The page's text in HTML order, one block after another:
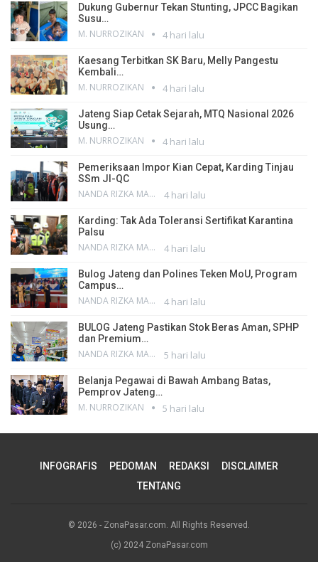
Dukung Gubernur Tekan Stunting, JPCC Bagikan
Susu…
M. NURROZIKAN 4 hari lalu
Kaesang Terbitkan SK Baru, Melly Pangestu
Kembali…
M. NURROZIKAN 4 hari lalu
Jateng Siap Cetak Sejarah, MTQ Nasional 2026
Usung…
M. NURROZIKAN 4 hari lalu
Pemeriksaan Impor Kian Cepat, Karding Tinjau
SSm JI-QC
NANDA RIZKA MAHENDRA 4 hari lalu
Karding: Tak Ada Toleransi Sertifikat Karantina
Palsu
NANDA RIZKA MAHENDRA 4 hari lalu
Bulog Jateng dan Polines Teken MoU, Program
Campus…
NANDA RIZKA MAHENDRA 4 hari lalu
BULOG Jateng Pastikan Stok Beras Aman, SPHP
dan Premium…
NANDA RIZKA MAHENDRA 5 hari lalu
Belanja Pegawai di Bawah Ambang Batas,
Pemprov Jateng…
M. NURROZIKAN 5 hari lalu
INFOGRAFIS PEDOMAN REDAKSI
DISCLAIMER
TENTANG
© 2026 - ZonaPasar.com. All Rights Reserved.
(c) 2024 ZonaPasar.com